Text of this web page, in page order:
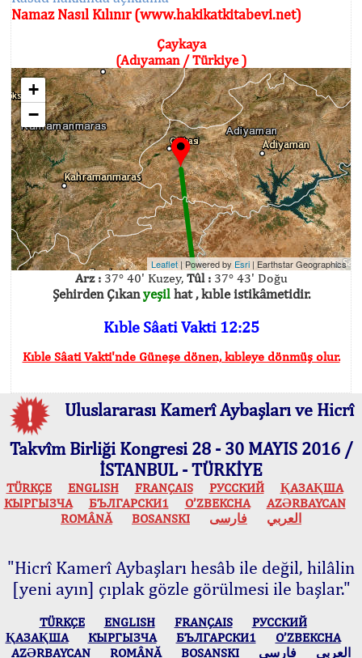
Namaz Nasıl Kılınır (www.hakikatkitabevi.net)
Çaykaya
(Adıyaman / Türkiye )
+
−
Leaflet| Powered by Esri | Earthstar Geographics
Arz :37° 40' Kuzey, Tûl :37° 43' Doğu
Şehirden Çıkanyeşilhat , kıble istikâmetidir.
Kıble Sâati Vakti 12:25
Kıble Sâati Vakti'nde Güneşe dönen, kıbleye dönmüş olur.
Uluslararası Kamerî Aybaşları ve Hicrî
Takvîm Birliği Kongresi 28 - 30 MAYIS 2016 /
İSTANBUL - TÜRKİYE
TÜRKÇE ENGLISH FRANÇAIS РУССКИЙ
ҚАЗАҚША
КЫPГЫЗЧA
БЪЛГАРСКИ1 O’ZBEKCHA
AZӘRBAYCAN
ROMÂNĂ
BOSANSKI العربي فارسی
"Hicrî Kamerî Aybaşları hesâb ile değil, hilâlin
[yeni ayın] çıplak gözle görülmesi ile başlar."
TÜRKÇE ENGLISH FRANÇAIS
РУССКИЙ
ҚАЗАҚША
КЫPГЫЗЧA БЪЛГАРСКИ1
O’ZBEKCHA
AZӘRBAYCAN
ROMÂNĂ BOSANSKI العربي فارسی